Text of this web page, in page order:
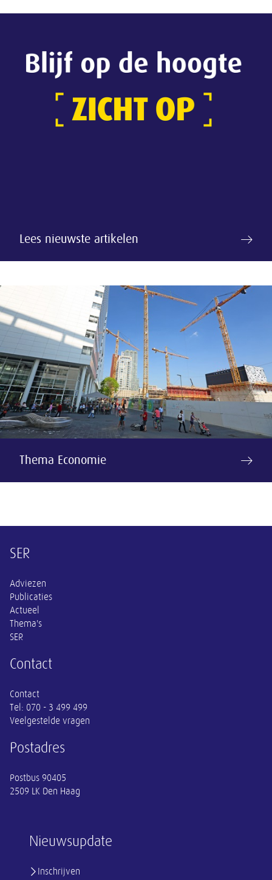
Lees nieuwste artikelen
Thema Economie
Overige informatie
Nieuwsupdate
Inschrijven
SER
Adviezen
Publicaties
Actueel
Thema's
SER
Contact
Contact
Tel: 070 - 3 499 499
Veelgestelde vragen
Postadres
Postbus 90405
2509 LK Den Haag